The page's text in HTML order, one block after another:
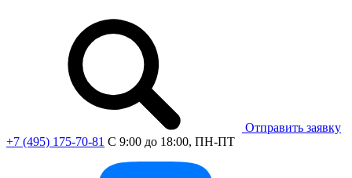
Отправить заявку
+7 (495) 175-70-81 C 9:00 до 18:00, ПН-ПТ